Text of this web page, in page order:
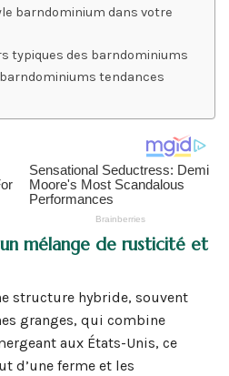
barndominium dans votre
typiques des barndominiums
tendances
mélange de rusticité et
structure hybride, souvent
granges, qui combine
aux États-Unis, ce
d’une ferme et les